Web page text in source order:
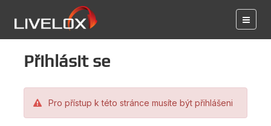
Přihlásit se
Pro přístup k této stránce musíte být přihlášeni